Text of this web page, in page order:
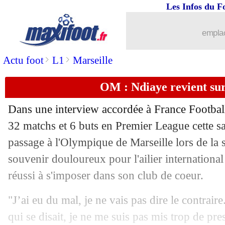
Actu foot> L1 > Marseille
Les Infos du
OM : Ndiaye revient
Dans une interview accordée à France
32 matchs et 6 buts en Premier League cette
passage à l'Olympique de Marseille lors de la
souvenir douloureux pour l'ailier international
réussi à s'imposer dans son club de coeur.
"J’ai eu du mal, je ne vais pas dire le
qui se disait, je ne me suis pas mis trop de